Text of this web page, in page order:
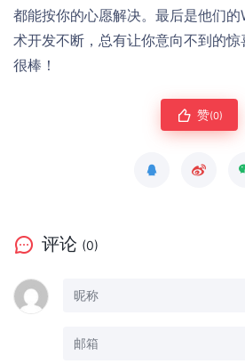
都能按你的心愿解决。最后是他们
术开发不断，总有让你意向不到的
很棒！
赞(0)
评论 (0)